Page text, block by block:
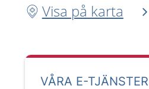
Visa på karta
VÅRA E-TJÄNSTER